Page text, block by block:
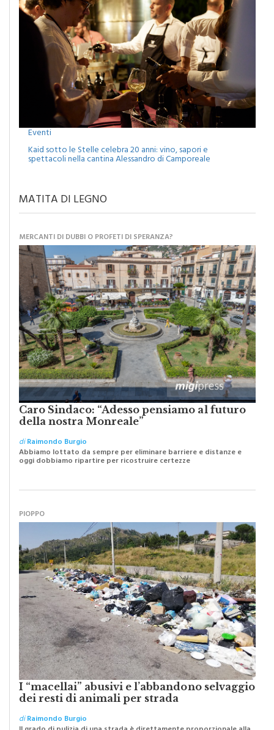
Kaid sotto le Stelle celebra 20 anni: vino, sapori e
spettacoli nella cantina Alessandro di Camporeale
Caro Sindaco: “Adesso pensiamo al futuro
della nostra Monreale”
diRaimondo Burgio
Abbiamo lottato da sempre per eliminare barriere e distanze e
oggi dobbiamo ripartire per ricostruire certezze
I “macellai” abusivi e l’abbandono selvaggio
dei resti di animali per strada
diRaimondo Burgio
Il grado di pulizia di una strada è direttamente proporzionale alla
civiltà dei cittadini